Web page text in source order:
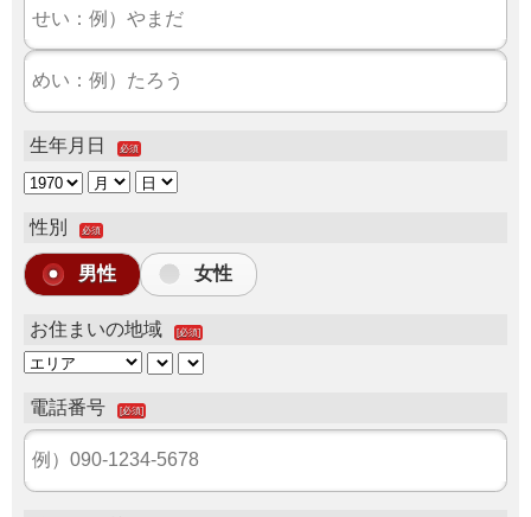
生年月日 必須
性別 必須
男性 女性
お住まいの地域 [必須]
電話番号 [必須]